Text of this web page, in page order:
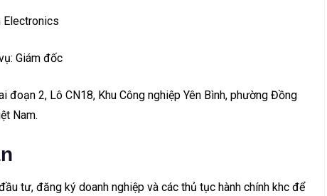
Electronics
Giám đốc
2, Lô CN18, Khu Công nghiệp Yên Bình, phường Đồng
Nam.
tư, đăng ký doanh nghiệp và các thủ tục hành chính khc để